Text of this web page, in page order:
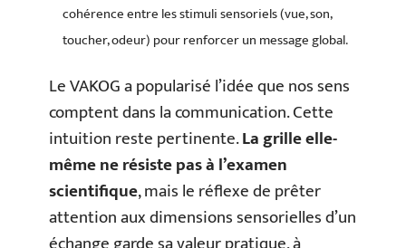
cohérence entre les stimuli sensoriels (vue, son,
toucher, odeur) pour renforcer un message global.
Le VAKOG a popularisé l’idée que nos sens
comptent dans la communication. Cette
intuition reste pertinente.La grille elle-
même ne résiste pas à l’examen
scientifique, mais le réflexe de prêter
attention aux dimensions sensorielles d’un